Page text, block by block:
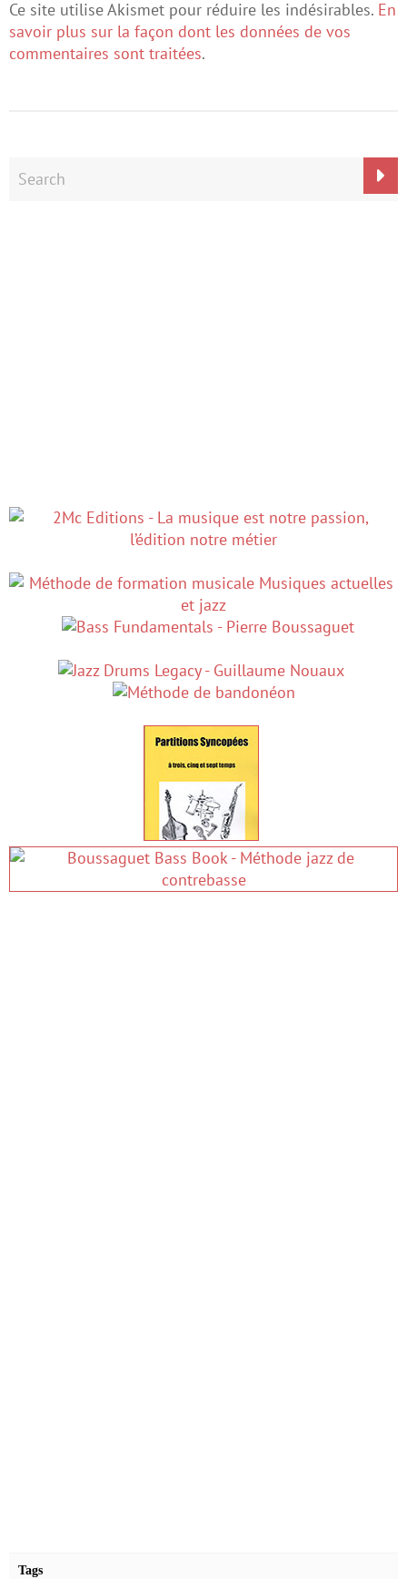
Ce site utilise Akismet pour réduire les indésirables. En
savoir plus sur la façon dont les données de vos
commentaires sont traitées.
Tags